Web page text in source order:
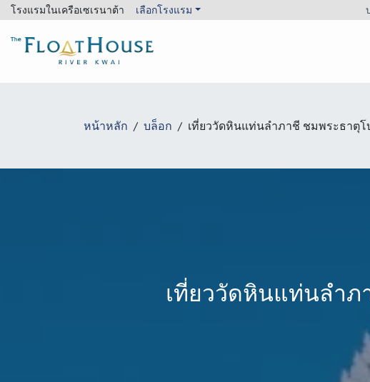
โรงแรมในเครือเซเรนาต้า เลือกโรงแรม
หน้าหลัก บล็อก เที่ยววัดหินแท่นลำภาชี ชมพระธาตุโ
เที่ยววัดหินแท่นลำภ